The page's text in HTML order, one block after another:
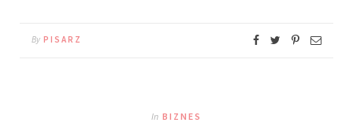
By PISARZ
In BIZNES